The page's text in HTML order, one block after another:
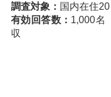
調査対象： 国内在住
有効回答数： 1,000名
収